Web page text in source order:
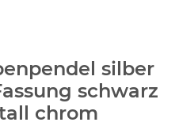
silber
schwarz
chrom